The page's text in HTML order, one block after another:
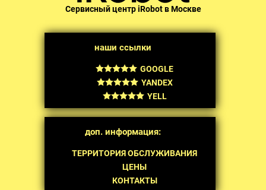
Сервисный центр iRobot в Москве
наши ссылки
GOOGLE
YANDEX
YELL
доп. информация:
ТЕРРИТОРИЯ ОБСЛУЖИВАНИЯ
ЦЕНЫ
КОНТАКТЫ